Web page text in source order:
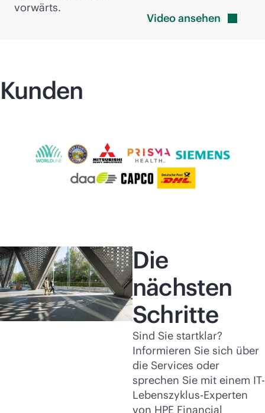
vorwärts.
Videoansehen
Kunden
Die
nächsten
Schritte
Sind Sie startklar?
Informieren Sie sich über
die Services oder
sprechen Sie mit einem IT-
Lebenszyklus-Experten
von HPE Financial